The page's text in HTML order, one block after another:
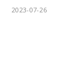
2023-07-26